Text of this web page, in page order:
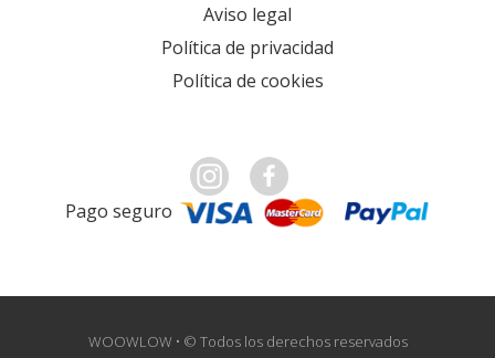
Aviso legal
Política de privacidad
Política de cookies
Pago seguro
WOOWLOW • © Todos los derechos reservados